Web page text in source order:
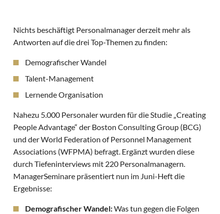
Nichts beschäftigt Personalmanager derzeit mehr als
Antworten auf die drei Top-Themen zu finden:
Demografischer Wandel
Talent-Management
Lernende Organisation
Nahezu 5.000 Personaler wurden für die Studie „Creating
People Advantage“ der Boston Consulting Group (BCG)
und der World Federation of Personnel Management
Associations (WFPMA) befragt. Ergänzt wurden diese
durch Tiefeninterviews mit 220 Personalmanagern.
ManagerSeminare präsentiert nun im Juni-Heft die
Ergebnisse:
Demografischer Wandel:Was tun gegen die Folgen